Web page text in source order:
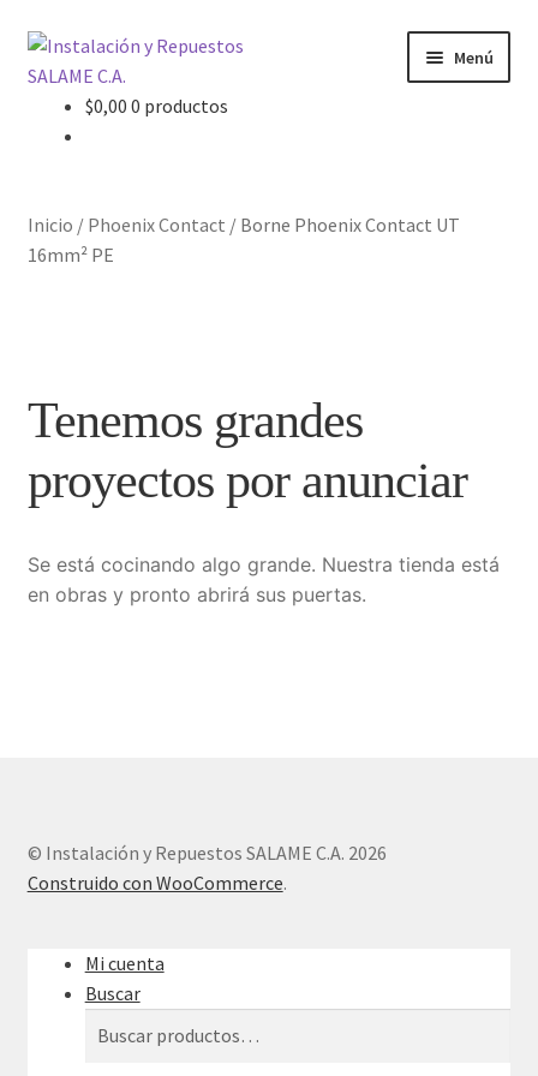
Ir
a
navegación
Ir
al
contenido
Menú
Contacto
Mi cuenta
Nosotros
Sample Page
$0,00 0 productos
Inicio / Phoenix Contact / Borne Phoenix Contact UT
16mm² PE
Tenemos grandes
proyectos por anunciar
Se está cocinando algo grande. Nuestra tienda está
en obras y pronto abrirá sus puertas.
© Instalación y Repuestos SALAME C.A. 2026
Construido con WooCommerce.
Mi cuenta
Buscar